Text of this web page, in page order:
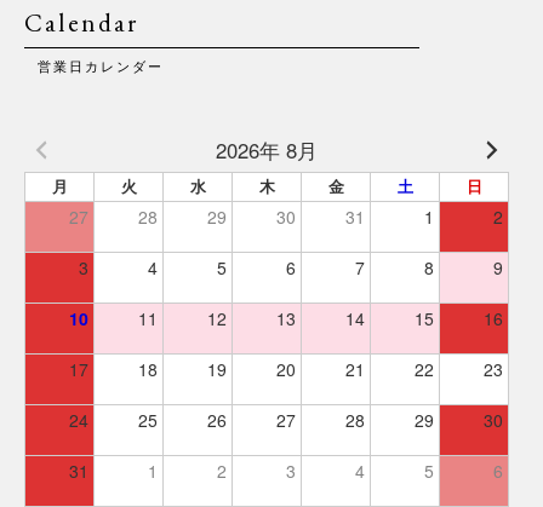
Calendar
営業日カレンダー
2026年 8月
月 火 水 木 金 土 日
27 28 29 30 31 1 2
3 4 5 6 7 8 9
10 11 12 13 14 15 16
17 18 19 20 21 22 23
24 25 26 27 28 29 30
31 1 2 3 4 5 6